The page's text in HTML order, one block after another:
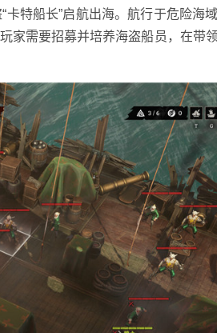
特船长”启航出海。航行于危险海
家需要招募并培养海盗船员，在带